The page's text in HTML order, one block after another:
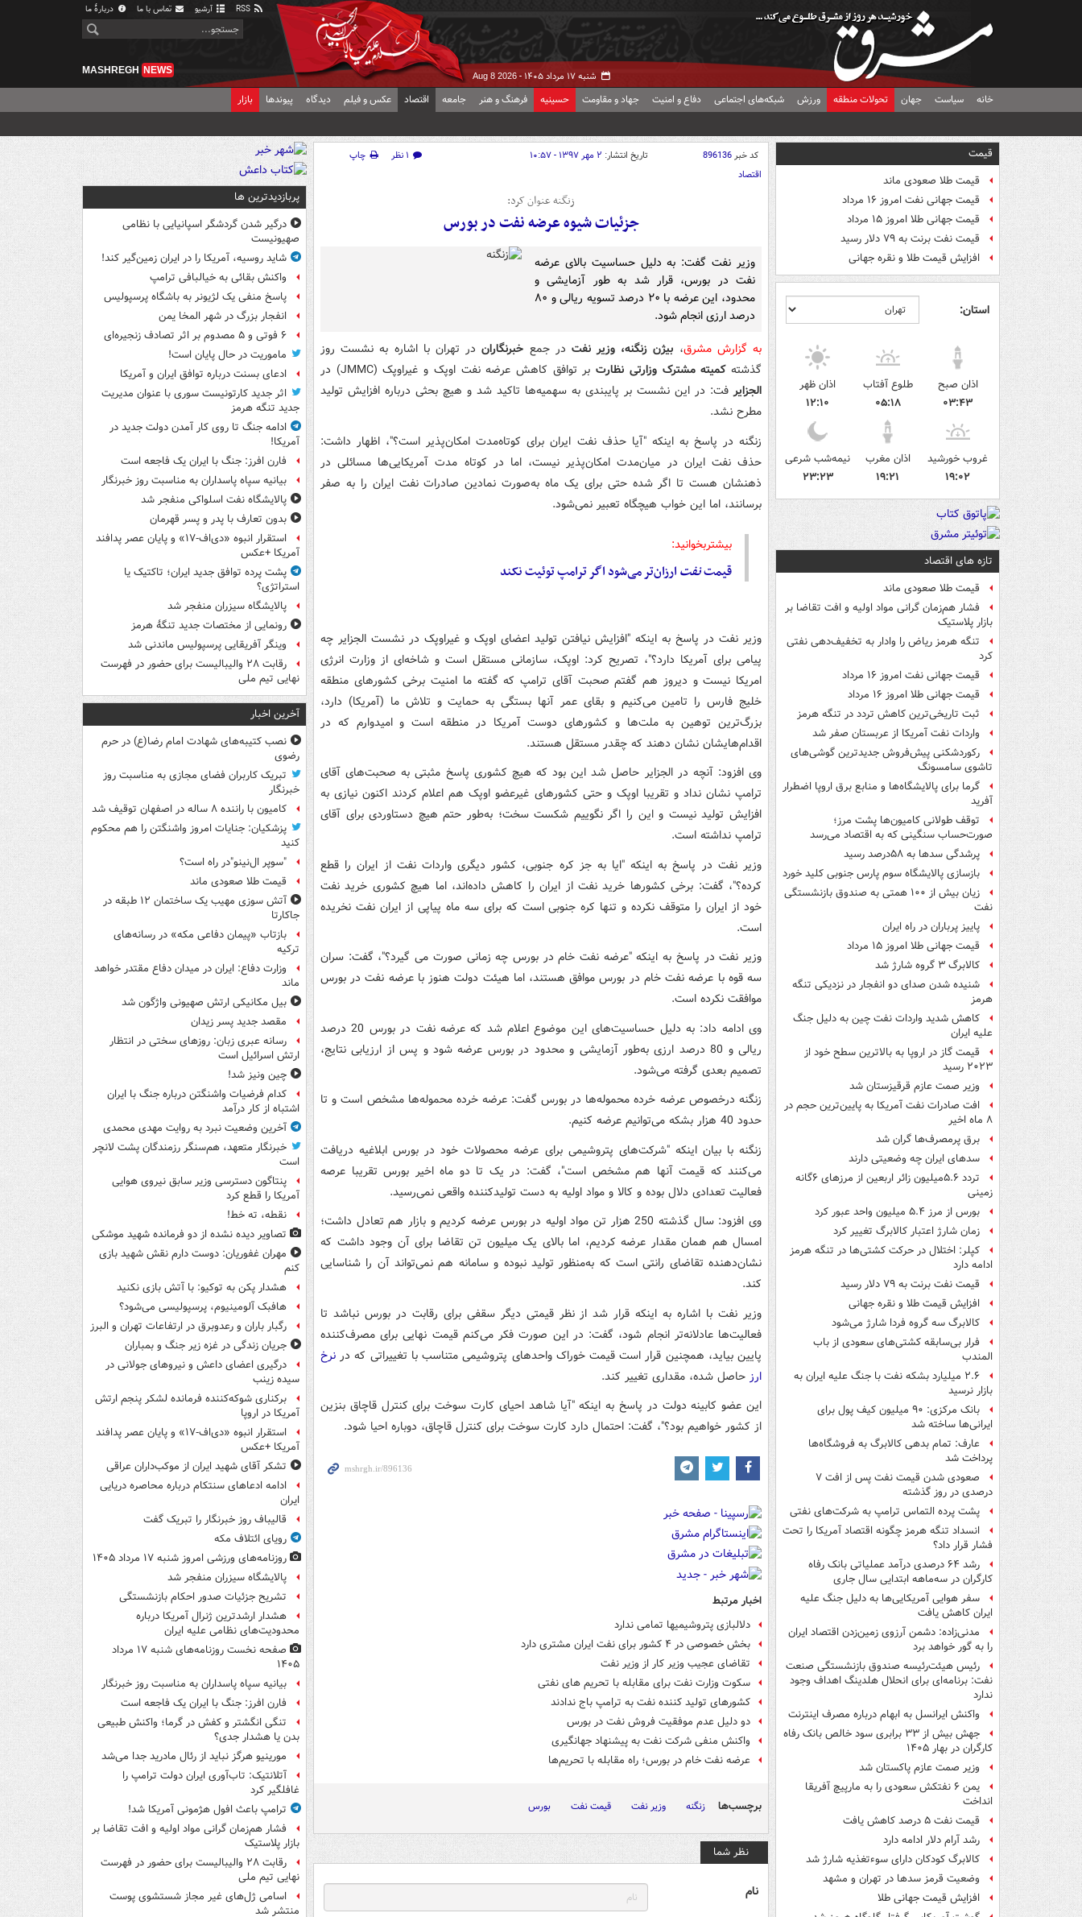
آرشیو تماس با ما دربارهٔ ما
شنبه ۱۷ مرداد ۱۴۰۵ - Aug 8 2026
MASHREGH NEWS
خانه سیاست جهان تحولات منطقه ورزش شبکه‌های اجتماعی دفاع و امنیت جهاد و مقاومت حسینیه فرهنگ و هنر جامعه اقتصاد عکس و فیلم دیدگاه پیوندها بازار
قیمت
قیمت طلا صعودی ماند
قیمت جهانی نفت امروز ۱۶ مرداد
قیمت جهانی طلا امروز ۱۵ مرداد
قیمت نفت برنت به ۷۹ دلار رسید
افزایش قیمت طلا و نقره جهانی
استان:
اذان صبح
۰۳:۴۳
طلوع آفتاب
۰۵:۱۸
اذان ظهر
۱۲:۱۰
غروب خورشید
۱۹:۰۲
اذان مغرب
۱۹:۲۱
نیمه‌شب شرعی
۲۳:۲۳
تازه های اقتصاد
قیمت طلا صعودی ماند
فشار هم‌زمان گرانی مواد اولیه و افت تقاضا بر
بازار پلاستیک
تنگه هرمز ریاض را وادار به تخفیف‌دهی نفتی
کرد
قیمت جهانی نفت امروز ۱۶ مرداد
قیمت جهانی طلا امروز ۱۶ مرداد
ثبت تاریخی‌ترین کاهش تردد در تنگه هرمز
واردات نفت آمریکا از عربستان صفر شد
رکوردشکنی پیش‌فروش جدیدترین گوشی‌های
تاشوی سامسونگ
گرما برای پالایشگاه‌ها و منابع برق اروپا اضطرار
آفرید
توقف طولانی کامیون‌ها پشت مرز؛
صورت‌حساب سنگینی که به اقتصاد می‌رسد
پرشدگی سدها به ۵۸درصد رسید
بازسازی پالایشگاه سوم پارس جنوبی کلید خورد
زیان بیش از ۱۰۰ همتی به صندوق‌ بازنشستگی
نفت
پاییز پرباران در راه ایران
قیمت جهانی طلا امروز ۱۵ مرداد
کالابرگ ۳ گروه شارژ شد
شنیده شدن صدای دو انفجار در نزدیکی تنگه
هرمز
کاهش شدید واردات نفت چین به دلیل جنگ
علیه ایران
قیمت گاز در اروپا به بالاترین سطح خود از
۲۰۲۳ رسید
وزیر صمت عازم قرقیزستان شد
افت صادرات نفت آمریکا به پایین‌ترین حجم در
۸ ماه اخیر
برق پرمصرف‌ها گران شد
سدهای ایران چه وضعیتی دارند
تردد ۵.۶میلیون زائر اربعین از مرزهای ۶گانه
زمینی
بورس از مرز ۵.۴ میلیون واحد عبور کرد
زمان شارژ اعتبار کالابرگ تغییر کرد
کپلر: اختلال در حرکت کشتی‌ها در تنگه هرمز
ادامه دارد
قیمت نفت برنت به ۷۹ دلار رسید
افزایش قیمت طلا و نقره جهانی
کالابرگ سه گروه فردا شارژ می‌شود
فرار بی‌سابقه کشتی‌های سعودی از باب
المندب
۲.۶ میلیارد بشکه نفت با جنگ علیه ایران به
بازار نرسید
بانک مرکزی: ۹۰ میلیون کیف پول برای
ایرانی‌ها ساخته شد
عارف: تمام بدهی کالابرگ به فروشگاه‌ها
پرداخت شد
صعودی شدن قیمت نفت پس از افت ۷
درصدی در روز گذشته
پشت پرده التماس ترامپ به شرکت‌های نفتی
انسداد تنگه هرمز چگونه اقتصاد آمریکا را تحت
فشار قرار داد؟
رشد ۶۴ درصدی درآمد عملیاتی بانک رفاه
کارگران در سه‌ماهه ابتدایی سال جاری
سفر هوایی آمریکایی‌ها به دلیل جنگ علیه
ایران کاهش یافت
مدنی‌زاده: دشمن آرزوی زمین‌زدن اقتصاد ایران
را به گور خواهد برد
رئیس هیئت‌رئیسه صندوق بازنشستگی صنعت
نفت: برنامه‌ای برای انحلال هلدینگ اهداف وجود
ندارد
واکنش ایرانسل به ابهام درباره مصرف اینترنت
جهش بیش از ۳۳ برابری سود خالص بانک رفاه
کارگران در بهار ۱۴۰۵
وزیر صمت عازم پاکستان شد
یمن ۶ نفتکش سعودی را به مارپیچ آفریقا
انداخت
قیمت نفت ۵ درصد کاهش یافت
رشد آرام دلار ادامه دارد
کالابرگ کودکان دارای سوءتغذیه شارژ شد
وضعیت قرمز سدها در تهران و مشهد
افزایش قیمت جهانی طلا
کد خبر896136 تاریخ انتشار: ۲ مهر ۱۳۹۷ - ۱۰:۵۷ ۱ نظر
چاپ
اقتصاد
زنگنه عنوان کرد:
جزئیات شیوه عرضه نفت در بورس
وزیر نفت گفت: به دلیل حساسیت بالای عرضه
نفت در بورس، قرار شد به طور آزمایشی و
محدود، این عرضه با ۲۰ درصد تسویه ریالی و ۸۰
درصد ارزی انجام شود.
به گزارش مشرق، بیژن زنگنه، وزیر نفت در جمع خبرنگاران در تهران با اشاره به نشست روز
گذشتهکمیته مشترک وزارتی نظارتبر توافق کاهش عرضه نفت اوپک و غیراوپک (JMMC) در
الجزایر فت: در این نشست بر پایبندی به سهمیه‌ها تاکید شد و هیچ بحثی درباره افزایش تولید
مطرح نشد.
زنگنه در پاسخ به اینکه "آیا حذف نفت ایران برای کوتاه‌مدت امکان‌پذیر است؟"، اظهار داشت:
حذف نفت ایران در میان‌مدت امکان‌پذیر نیست، اما در کوتاه مدت آمریکایی‌ها مسائلی در
ذهنشان هست تا اگر شده حتی برای یک ماه به‌صورت نمادین صادرات نفت ایران را به صفر
برسانند، اما این خواب هیچگاه تعبیر نمی‌شود.
بیشتربخوانید:
قیمتنفتارزان‌تر می‌شود اگر ترامپ توئیت نکند
وزیر نفت در پاسخ به اینکه "افزایش نیافتن تولید اعضای اوپک و غیراوپک در نشست الجزایر چه
پیامی برای آمریکا دارد؟"، تصریح کرد: اوپک، سازمانی مستقل است و شاخه‌ای از وزارت انرژی
امریکا نیست و دیروز هم گفتم صحبت آقای ترامپ که گفته‌ ما امنیت برخی کشورهای منطقه
خلیج فارس را تامین می‌کنیم و بقای عمر آنها بستگی به حمایت و تلاش ما (آمریکا) دارد،
بزرگ‌ترین توهین به ملت‌ها و کشورهای دوست آمریکا در منطقه است و امیدوارم که در
اقدام‌هایشان نشان دهند که چقدر مستقل هستند.
وی افزود: آنچه در الجزایر حاصل شد این بود که هیچ کشوری پاسخ مثبتی به صحبت‌های آقای
ترامپ نشان نداد و تقریبا اوپک و حتی کشورهای غیرعضو اوپک هم اعلام کردند اکنون نیازی به
افزایش تولید نیست و این را اگر نگوییم شکست سخت؛ به‌طور حتم هیچ دستاوردی برای آقای
ترامپ نداشته است.
وزیر نفت در پاسخ به اینکه "ایا به جز کره جنوبی، کشور دیگری واردات نفت از ایران را قطع
کرده؟"، گفت: برخی کشورها خرید نفت از ایران را کاهش داده‌اند، اما هیچ کشوری خرید نفت
خود از ایران را متوقف نکرده و تنها کره جنوبی است که برای سه ماه پیاپی از ایران نفت نخریده
است.
وزیر نفت در پاسخ به اینکه "عرضه نفت خام در بورس چه زمانی صورت می گیرد؟"، گفت: سران
سه قوه با عرضه نفت خام در بورس موافق هستند، اما هیئت دولت هنوز با عرضه نفت در بورس
موافقت نکرده است.
وی ادامه داد: به دلیل حساسیت‌های این موضوع اعلام شد که عرضه نفت در بورس 20 درصد
ریالی و 80 درصد ارزی به‌طور آزمایشی و محدود در بورس عرضه شود و پس از ارزیابی نتایج،
تصمیم بعدی گرفته می‌شود.
زنگنه درخصوص عرضه خرده محموله‌ها در بورس گفت: عرضه خرده محموله‌ها مشخص است و تا
حدود 40 هزار بشکه می‌توانیم عرضه کنیم.
زنگنه با بیان اینکه "شرکت‌های پتروشیمی برای عرضه محصولات خود در بورس ابلاغیه دریافت
می‌کنند که قیمت آنها هم مشخص است"، گفت: در یک تا دو ماه اخیر بورس تقریبا عرصه
فعالیت تعدادی دلال بوده و کالا و مواد اولیه به دست تولیدکننده واقعی نمی‌رسید.
وی افزود: سال گذشته 250 هزار تن مواد اولیه در بورس عرضه کردیم و بازار هم تعادل داشت؛
امسال هم همان مقدار عرضه کردیم، اما بالای یک میلیون تن تقاضا برای آن وجود داشت که
نشان‌دهنده تقاضای رانتی است که به‌منظور تولید نبوده و سامانه هم نمی‌تواند آن را شناسایی
کند.
وزیر نفت با اشاره به اینکه قرار شد از نظر قیمتی دیگر سقفی برای رقابت در بورس نباشد تا
فعالیت‌ها عادلانه‌تر انجام شود، گفت: در این صورت فکر می‌کنم قیمت نهایی برای مصرف‌کننده
پایین بیاید، همچنین قرار است قیمت خوراک واحدهای پتروشیمی متناسب با تغییراتی که در نرخ
ارز حاصل شده، مقداری تغییر کند.
این عضو کابینه دولت در پاسخ به اینکه "آیا شاهد احیای کارت سوخت برای کنترل قاچاق بنزین
از کشور خواهیم بود؟"، گفت: احتمال دارد کارت سوخت برای کنترل قاچاق، دوباره احیا شود.
اخبار مرتبط
دلال‎بازی پتروشیمی‎ها تمامی ندارد
بخش خصوصی در ۴ کشور برای نفت ایران مشتری دارد
تقاضای عجیب وزیر کار از وزیر نفت
سکوت وزارت نفت برای مقابله با تحریم های نفتی
کشورهای تولید کننده نفت به ترامپ باج ندادند
دو دلیل عدم موفقیت فروش نفت در بورس
واکنش منفی شرکت نفت به پیشنهاد جهانگیری
عرضه نفت خام در بورس؛ راه مقابله با تحریم‌ها
برچسب‌ها زنگنه وزیر نفت قیمت نفت بورس
نظر شما
نام
پربازدیدترین ها
درگیر شدن گردشگر اسپانیایی با نظامی
صهیونیست
شاید روسیه، آمریکا را در ایران زمین‌گیر کند!
واکنش بقائی به خیالبافی ترامپ
پاسخ منفی یک لژیونر به باشگاه پرسپولیس
انفجار بزرگ در شهر المخا یمن
۶ فوتی و ۵ مصدوم بر اثر تصادف زنجیره‌ای
ماموریت در حال پایان است!
ادعای بسنت درباره توافق ایران و آمریکا
اثر جدید کارتونیست سوری با عنوان مدیریت
جدید تنگه هرمز
ادامه جنگ تا روی کار آمدن دولت جدید در
آمریکا!
فارن افرز: جنگ با ایران یک فاجعه است
بیانیه سپاه پاسداران به مناسبت روز خبرنگار
پالایشگاه نفت اسلواکی منفجر شد
بدون تعارف با پدر و پسر قهرمان
استقرار انبوه «دی‌اف‑۱۷» و پایان عصر پدافند
آمریکا +عکس
پشت پرده توافق جدید ایران؛ تاکتیک یا
استراتژی؟
پالایشگاه سیزران منفجر شد
رونمایی از مختصات جدید تنگۀ هرمز
وینگر آفریقایی پرسپولیس ماندنی شد
رقابت ۲۸ والیبالیست برای حضور در فهرست
نهایی تیم ملی
آخرین اخبار
نصب کتیبه‌های شهادت امام رضا(ع) در حرم
رضوی
تبریک کاربران فضای مجازی به مناسبت روز
خبرنگار
کامیون با راننده ۸ ساله در اصفهان توقیف شد
پزشکیان: جنایات امروز واشنگتن را هم محکوم
کنید
"سوپر ال‌نینو"در راه است؟
قیمت طلا صعودی ماند
آتش سوزی مهیب یک ساختمان ۱۲ طبقه در
جاکارتا
بازتاب «پیمان دفاعی مکه» در رسانه‌های
ترکیه
وزارت دفاع: ایران در میدان دفاع مقتدر خواهد
ماند
بیل مکانیکی ارتش صهیونی واژگون شد
مقصد جدید پسر زیدان
رسانه عبری زبان: روزهای سختی در انتظار
ارتش اسرائیل است
چین ونیز شد!
کدام فرضیات واشنگتن درباره جنگ با ایران
اشتباه از کار درآمد
آخرین وضعیت نبرد به روایت مهدی محمدی
خبرنگار متعهد، هم‌سنگر رزمندگان پشت لانچر
است
پنتاگون دسترسی وزیر سابق نیروی هوایی
آمریکا را قطع کرد
نقطه، ته خط!
تصاویر دیده‌ نشده از دو فرمانده شهید موشکی
مهران غفوریان: دوست دارم نقش شهید بازی
کنم
هشدار پکن به توکیو: با آتش بازی نکنید
هافبک آلومینیوم، پرسپولیسی می‌شود؟
رگبار باران و رعدوبرق در ارتفاعات تهران و البرز
جریان زندگی در غزه زیر جنگ و بمباران
درگیری اعضای داعش و نیروهای جولانی در
سیده زینب
برکناری شوکه‌کننده فرمانده لشکر پنجم ارتش
آمریکا در اروپا
استقرار انبوه «دی‌اف‑۱۷» و پایان عصر پدافند
آمریکا +عکس
تشکر آقای شهید ایران از موکب‌داران عراقی
ادامه ادعاهای سنتکام درباره محاصره دریایی
ایران
قالیباف روز خبرنگار را تبریک گفت
رویای ائتلاف مکه
روزنامه‌های ورزشی امروز ‌شنبه ۱۷ مرداد ۱۴۰۵
پالایشگاه سیزران منفجر شد
تشریح جزئیات صدور احکام بازنشستگی
هشدار ارشدترین ژنرال آمریکا درباره
محدودیت‌های نظامی علیه ایران
صفحه نخست روزنامه‌های شنبه ۱۷ مرداد
۱۴۰۵
بیانیه سپاه پاسداران به مناسبت روز خبرنگار
فارن افرز: جنگ با ایران یک فاجعه است
تنگی انگشتر و کفش در گرما؛ واکنش طبیعی
بدن یا هشدار جدی؟
مورینیو هرگز نباید از رئال مادرید جدا می‌شد
آتلانتیک: تاب‌آوری ایران دولت ترامپ را
غافلگیر کرد
ترامپ باعث افول هژمونی آمریکا شد!
فشار هم‌زمان گرانی مواد اولیه و افت تقاضا بر
بازار پلاستیک
رقابت ۲۸ والیبالیست برای حضور در فهرست
نهایی تیم ملی
اسامی ژل‌های غیر مجاز شستشوی پوست
منتشر شد